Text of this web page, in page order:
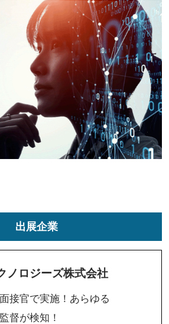
出展企業
ノロジーズ株式会社
接官で実施！あらゆる
督が検知！